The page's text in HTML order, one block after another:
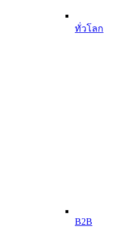
ทั่วโลก
B2B